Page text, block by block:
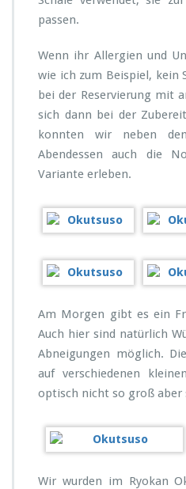
passen.
Wenn ihr Allergien und
wie ich zum Beispiel, kein
bei der Reservierung mit
sich dann bei der
konnten wir neben
Abendessen auch die
Variante erleben.
Am Morgen gibt es ein
Auch hier sind natürlich
Abneigungen möglich.
auf verschiedenen
optisch nicht so groß aber
Wir wurden im Ryokan